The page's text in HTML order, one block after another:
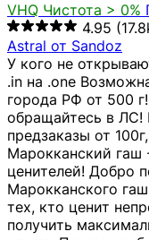
VHQ Чистота > 0%
4.95
Astral от Sandoz
У кого не
.in на .one
города РФ от 500
обращайтесь в
предзаказы от
Марокканский гаш
ценителей! Добро
Марокканского
тех, кто ценит
получить